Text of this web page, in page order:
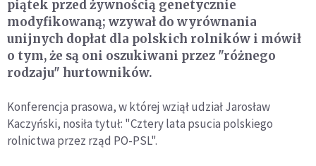
piątek przed żywnością genetycznie
modyfikowaną; wzywał do wyrównania
unijnych dopłat dla polskich rolników i mówił
o tym, że są oni oszukiwani przez "różnego
rodzaju" hurtowników.
Konferencja prasowa, w której wziął udział Jarosław
Kaczyński, nosiła tytuł: "Cztery lata psucia polskiego
rolnictwa przez rząd PO-PSL".